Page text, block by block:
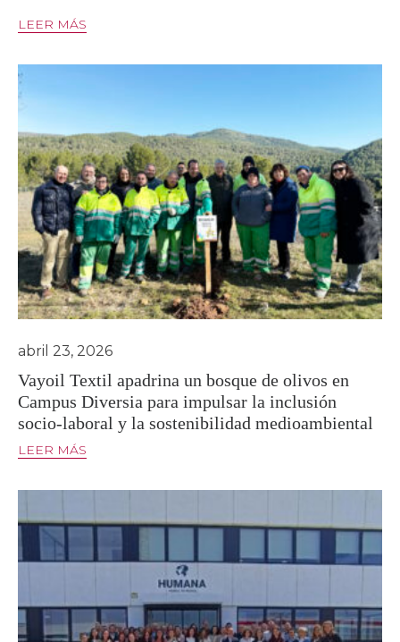
LEER MÁS
Vayoil Textil apadrina un bosque de olivos en
Campus Diversia para impulsar la inclusión
socio-laboral y la sostenibilidad medioambiental
LEER MÁS
abril 23, 2026